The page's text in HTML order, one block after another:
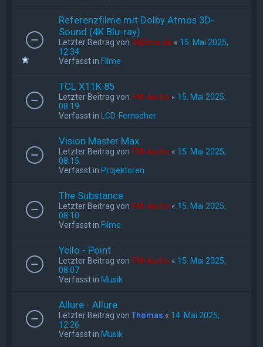
Referenzfilme mit Dolby Atmos 3D-
Sound (4K Blu-ray)
Letzter Beitrag von 4kfilme.de « 15. Mai 2025,
12:34
Verfasst in Filme
TCL X11K 85
Letzter Beitrag von FM-Audio « 15. Mai 2025,
08:19
Verfasst in
LCD-Fernseher
Vision Master Max
Letzter Beitrag von FM-Audio « 15. Mai 2025,
08:15
Verfasst in Projektoren
The Substance
Letzter Beitrag von FM-Audio « 15. Mai 2025,
08:10
Verfasst in Filme
Yello - Point
Letzter Beitrag von FM-Audio « 15. Mai 2025,
08:07
Verfasst in Musik
Allure - Allure
Letzter Beitrag von Thomas « 14. Mai 2025,
12:26
Verfasst in Musik